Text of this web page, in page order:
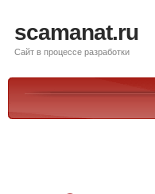
scamanat.ru
Сайт в процессе разработки